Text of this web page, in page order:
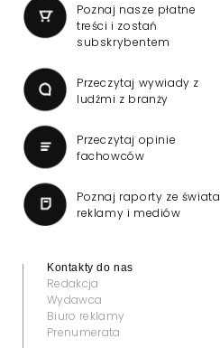
Poznaj nasze płatne
treści i zostań
subskrybentem
Przeczytaj wywiady z
ludźmi z branży
Przeczytaj opinie
fachowców
Poznaj raporty ze świata
reklamy i mediów
Kontakty do nas
Redakcja
Wydawca
Biuro reklamy
Prenumerata